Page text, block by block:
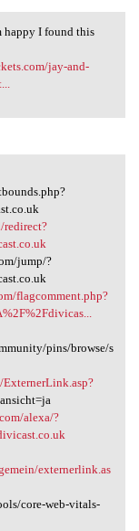
I
happy I found this
jay-and-
redirect?
jump/?
flagcomment.php?
pins/browse/s
alexa/?
externerlink.as
core-web-vitals-